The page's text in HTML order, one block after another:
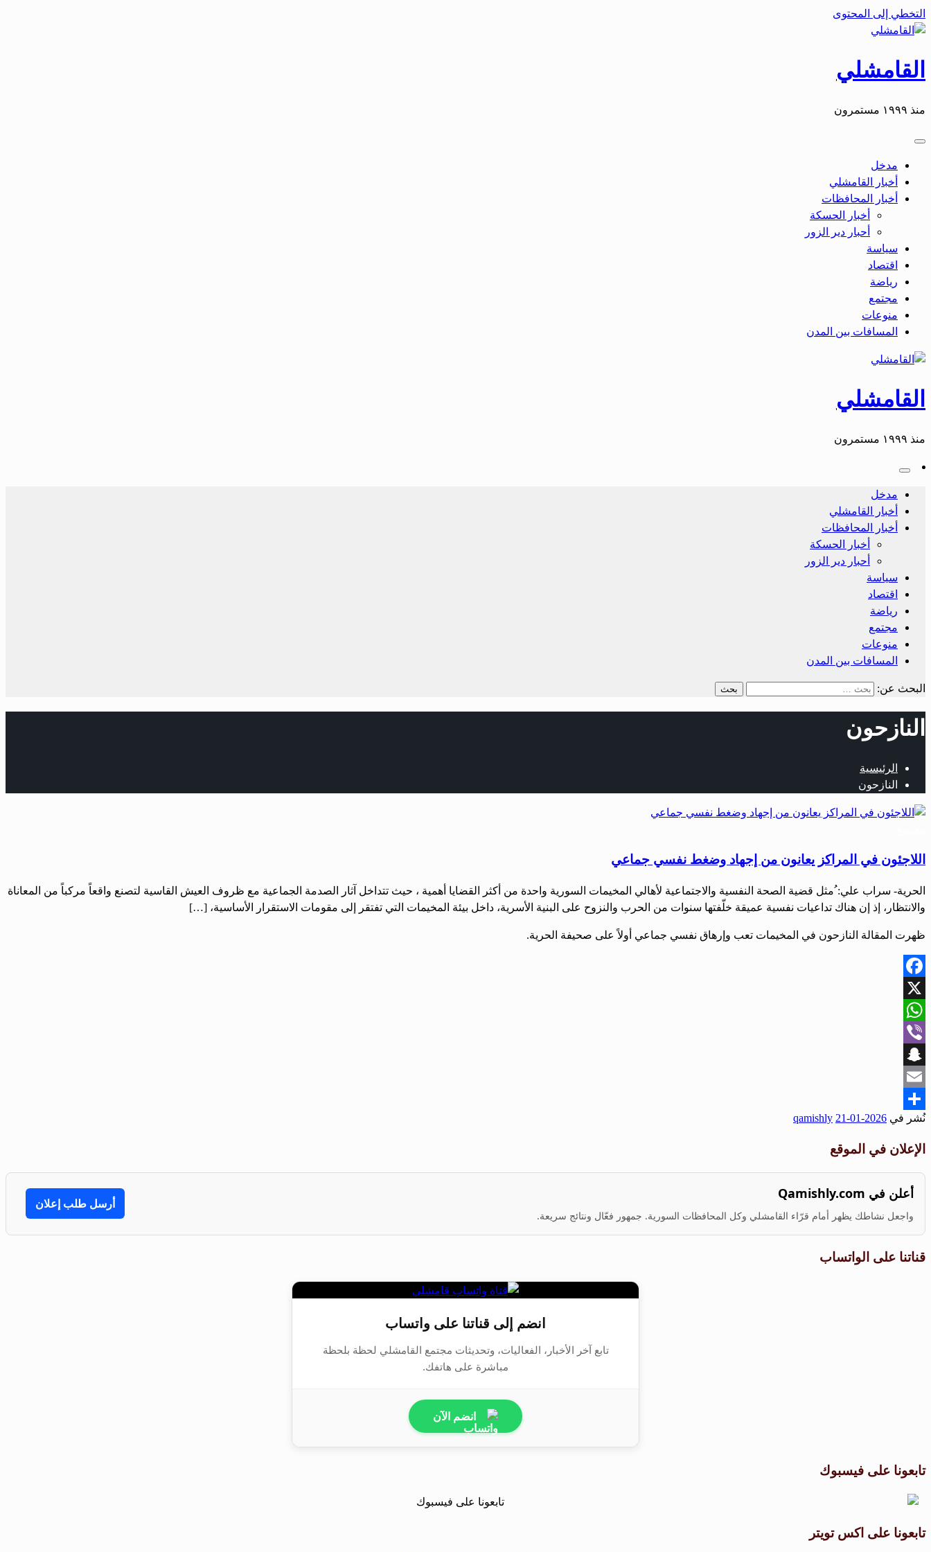
التخطي إلى المحتوى
القامشلي
منذ ١٩٩٩ مستمرون
مدخل
أخبار القامشلي
أخبار المحافظات
أخبار الحسكة
أحبار دير الزور
سياسة
اقتصاد
رياضة
مجتمع
منوعات
المسافات بين المدن
القامشلي
منذ ١٩٩٩ مستمرون
مدخل
أخبار القامشلي
أخبار المحافظات
أخبار الحسكة
أحبار دير الزور
سياسة
اقتصاد
رياضة
مجتمع
منوعات
المسافات بين المدن
البحث عن:
النازحون
الرئيسية
النازحون
اللاجئون في المراكز يعانون من إجهاد وضغط نفسي جماعي
الحرية- سراب علي: ُمثل قضية الصحة النفسية والاجتماعية لأهالي المخيمات السورية واحدة من أكثر القضايا أهمية ، حيث تتداخل آثار الصدمة الجماعية مع ظروف العيش القاسية لتصنع واقعاً مركباً من المعاناة
والانتظار، إذ إن هناك تداعيات نفسية عميقة خلّفتها سنوات من الحرب والنزوح على البنية الأسرية، داخل بيئة المخيمات التي تفتقر إلى مقومات الاستقرار الأساسية، […]
ظهرت المقالة النازحون في المخيمات تعب وإرهاق نفسي جماعي أولاً على صحيفة الحرية.
Facebook
X
WhatsApp
Viber
Snapchat
Email
Share
نُشر في 2026-01-21
qamishly
الإعلان في الموقع
أعلن في Qamishly.com
واجعل نشاطك يظهر أمام قرّاء القامشلي وكل المحافظات السورية. جمهور فعّال ونتائج سريعة.
أرسل طلب إعلان
قناتنا على الواتساب
انضم إلى قناتنا على واتساب
تابع آخر الأخبار، الفعاليات، وتحديثات مجتمع القامشلي لحظة بلحظة
مباشرة على هاتفك.
انضم الآن
تابعونا على فيسبوك
تابعونا على اكس تويتر